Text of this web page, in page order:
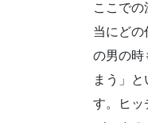
ここで
当にどの
の男の時
まう」
す。ヒッ